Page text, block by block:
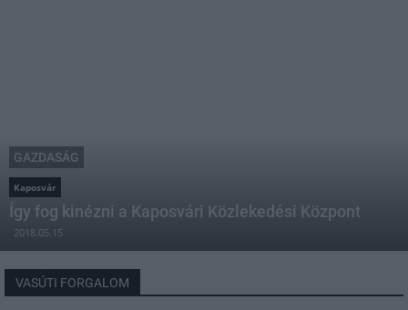
GAZDASÁG
Kaposvár
Így fog kinézni a Kaposvári Közlekedési Központ
2018.05.15
VASÚTI FORGALOM